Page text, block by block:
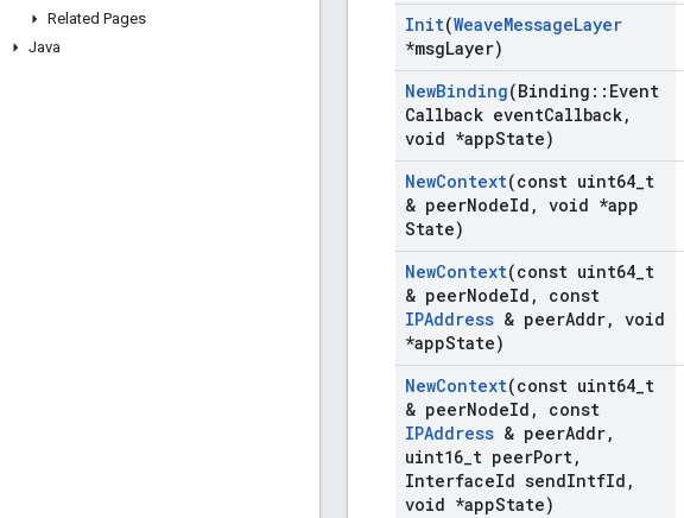
Related Pages
Java
Init(WeaveMessageLayer
*msgLayer)
NewBinding(Binding :: Event
Callback eventCallback,
void *appState)
NewContext(const uint64 t
& peerNodeId , void *app
State)
NewContext(const uint64 t
& peerNodeId ,
const
IPAddress & peerAddr, void
*appState)
NewContext(const uint64 t
& peerNodeId ,
const
IPAddress & peerAddr,
uint16 t peerPort,
InterfaceId sendIntfId ,
void *appState)